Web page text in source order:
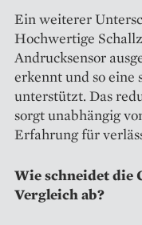
Ein weiterer
Hochwertige
Andrucksensor
erkennt und so eine
unterstützt. Das
sorgt unabhängig
Erfahrung für
Wie schneidet die
Vergleich ab?